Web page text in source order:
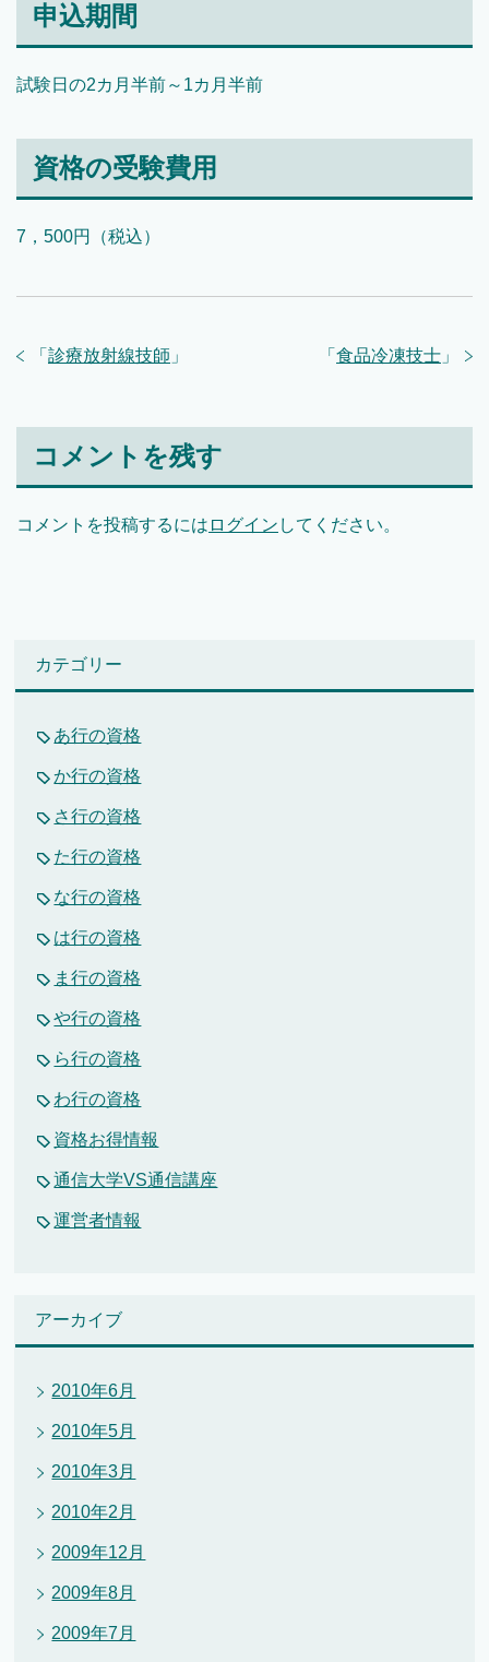
申込期間
試験日の2カ月半前～1カ月半前
資格の受験費用
7，500円（税込）
「 食品冷凍技士 」
「 診療放射線技師 」
コメントを残す
コメントを投稿するには ログイン してください。
カテゴリー
あ行の資格
か行の資格
さ行の資格
た行の資格
な行の資格
は行の資格
ま行の資格
や行の資格
ら行の資格
わ行の資格
資格お得情報
通信大学VS通信講座
運営者情報
アーカイブ
2010年6月
2010年5月
2010年3月
2010年2月
2009年12月
2009年8月
2009年7月